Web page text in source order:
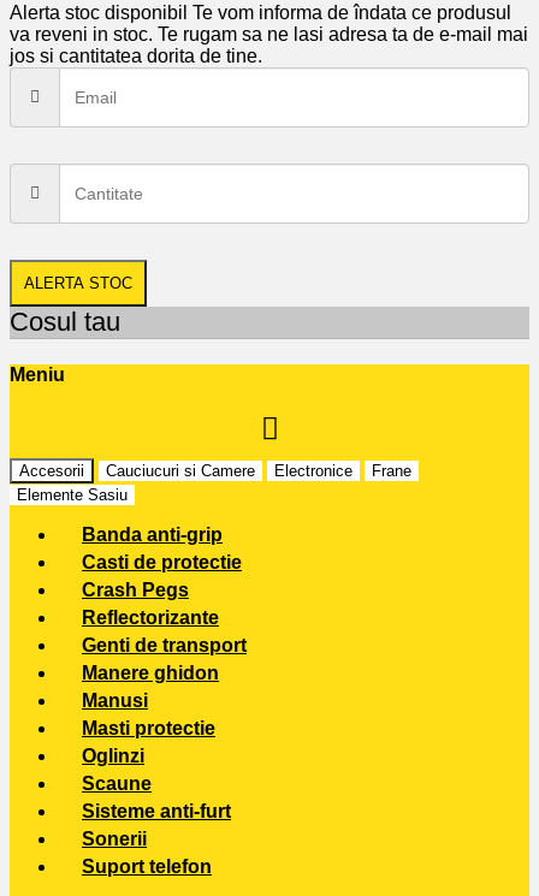
Alerta stoc disponibil Te vom informa de îndata ce produsul
va reveni in stoc. Te rugam sa ne lasi adresa ta de e-mail mai
jos si cantitatea dorita de tine.
ALERTA STOC
Cosul tau
Meniu
Accesorii Cauciucuri si Camere Electronice
Frane
Elemente Sasiu
Banda anti-grip
Casti de protectie
Crash Pegs
Reflectorizante
Genti de transport
Manere ghidon
Manusi
Masti protectie
Oglinzi
Scaune
Sisteme anti-furt
Sonerii
Suport telefon